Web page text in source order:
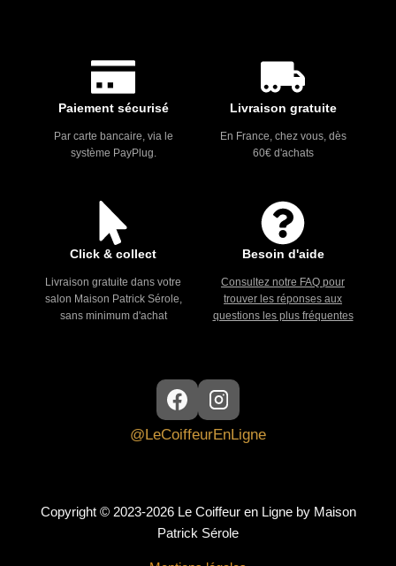
Paiement sécurisé
Par carte bancaire, via le
système PayPlug.
Livraison gratuite
En France, chez vous, dès
60€ d'achats
Click & collect
Livraison gratuite dans votre
salon Maison Patrick Sérole,
sans minimum d'achat
Besoin d'aide
Consultez notre FAQ pour
trouver les réponses aux
questions les plus fréquentes
@LeCoiffeurEnLigne
Copyright © 2023-2026 Le Coiffeur en Ligne by Maison
Patrick Sérole